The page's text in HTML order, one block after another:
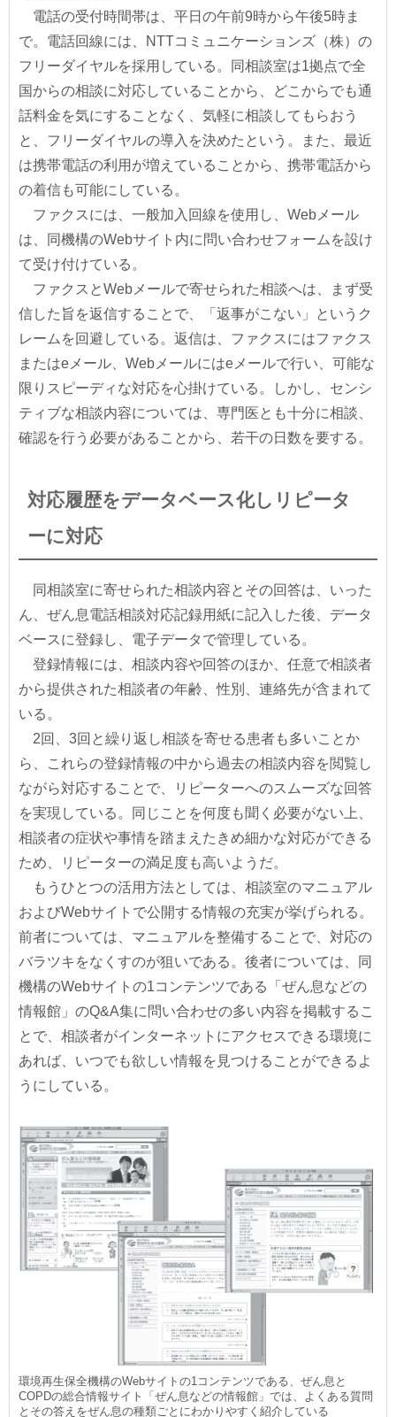
電話の受付時間帯は、平日の午前9時から午後5時ま
で。電話回線には、NTTコミュニケーションズ（株）の
フリーダイヤルを採用している。同相談室は1拠点で全
国からの相談に対応していることから、どこからでも通
話料金を気にすることなく、気軽に相談してもらおう
と、フリーダイヤルの導入を決めたという。また、最近
は携帯電話の利用が増えていることから、携帯電話から
の着信も可能にしている。
ファクスには、一般加入回線を使用し、Webメール
は、同機構のWebサイト内に問い合わせフォームを設け
て受け付けている。
ファクスとWebメールで寄せられた相談へは、まず受
信した旨を返信することで、「返事がこない」というク
レームを回避している。返信は、ファクスにはファクス
またはeメール、Webメールにはeメールで行い、可能な
限りスピーディな対応を心掛けている。しかし、センシ
ティブな相談内容については、専門医とも十分に相談、
確認を行う必要があることから、若干の日数を要する。
対応履歴をデータベース化しリピータ
ーに対応
同相談室に寄せられた相談内容とその回答は、いった
ん、ぜん息電話相談対応記録用紙に記入した後、データ
ベースに登録し、電子データで管理している。
登録情報には、相談内容や回答のほか、任意で相談者
から提供された相談者の年齢、性別、連絡先が含まれて
いる。
2回、3回と繰り返し相談を寄せる患者も多いことか
ら、これらの登録情報の中から過去の相談内容を閲覧し
ながら対応することで、リピーターへのスムーズな回答
を実現している。同じことを何度も聞く必要がない上、
相談者の症状や事情を踏まえたきめ細かな対応ができる
ため、リピーターの満足度も高いようだ。
もうひとつの活用方法としては、相談室のマニュアル
およびWebサイトで公開する情報の充実が挙げられる。
前者については、マニュアルを整備することで、対応の
バラツキをなくすのが狙いである。後者については、同
機構のWebサイトの1コンテンツである「ぜん息などの
情報館」のQ&A集に問い合わせの多い内容を掲載するこ
とで、相談者がインターネットにアクセスできる環境に
あれば、いつでも欲しい情報を見つけることができるよ
うにしている。
環境再生保全機構のWebサイトの1コンテンツである、ぜん息と
COPDの総合情報サイト「ぜん息などの情報館」では、よくある質問
とその答えをぜん息の種類ごとにわかりやすく紹介している